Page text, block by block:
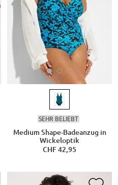
SEHR BELIEBT
Medium Shape-Badeanzug in
Wickeloptik
CHF 42,95